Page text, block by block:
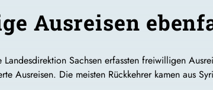
Ausreisen
Sachsen erfassten freiwilligen
Ausreisen. Die meisten Rückkehrer kamen aus